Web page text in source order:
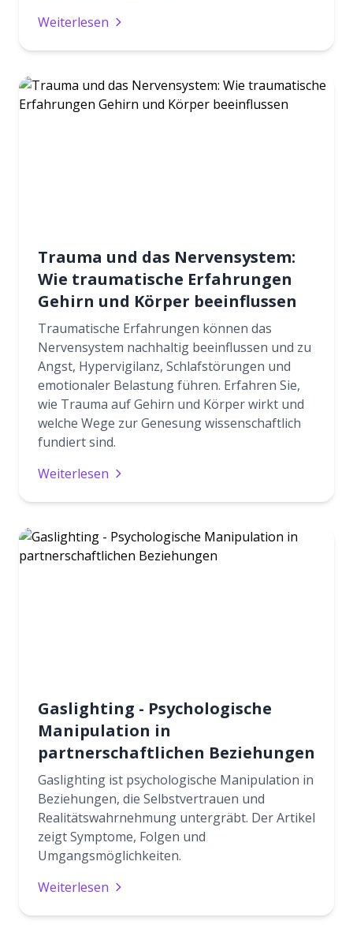
Weiterlesen
Trauma und das Nervensystem:
Wie traumatische Erfahrungen
Gehirn und Körper beeinflussen
Traumatische Erfahrungen können das
Nervensystem nachhaltig beeinflussen und zu
Angst, Hypervigilanz, Schlafstörungen und
emotionaler Belastung führen. Erfahren Sie,
wie Trauma auf Gehirn und Körper wirkt und
welche Wege zur Genesung wissenschaftlich
fundiert sind.
Weiterlesen
Gaslighting - Psychologische
Manipulation in
partnerschaftlichen Beziehungen
Gaslighting ist psychologische Manipulation in
Beziehungen, die Selbstvertrauen und
Realitätswahrnehmung untergräbt. Der Artikel
zeigt Symptome, Folgen und
Umgangsmöglichkeiten.
Weiterlesen